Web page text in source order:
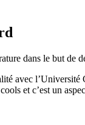
dans le but de
avec l’Université
et c’est un